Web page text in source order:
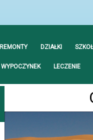
REMONTY DZIAŁKI
WYPOCZYNEK LECZENIE